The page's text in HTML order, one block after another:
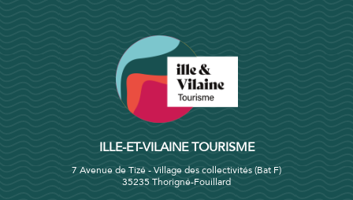
ILLE-ET-VILAINE TOURISME
7 Avenue de Tizé - Village des collectivités (Bat F)
35235 Thorigné-Fouillard